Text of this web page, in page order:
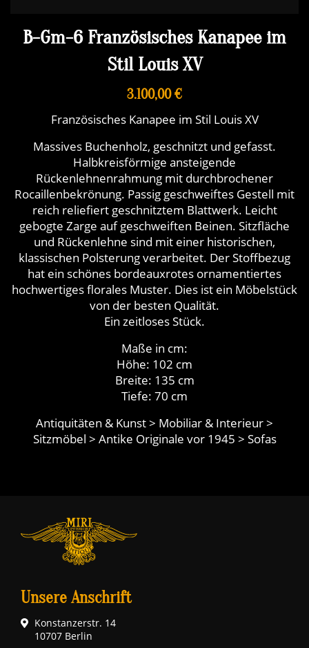
B-Gm-6 Französisches Kanapee im
Stil Louis XV
3.100,00 €
Französisches Kanapee im Stil Louis XV
Massives Buchenholz, geschnitzt und gefasst.
Halbkreisförmige ansteigende
Rückenlehnenrahmung mit durchbrochener
Rocaillenbekrönung. Passig geschweiftes Gestell mit
reich reliefiert geschnitztem Blattwerk. Leicht
gebogte Zarge auf geschweiften Beinen. Sitzfläche
und Rückenlehne sind mit einer historischen,
klassischen Polsterung verarbeitet. Der Stoffbezug
hat ein schönes bordeauxrotes ornamentiertes
hochwertiges florales Muster. Dies ist ein Möbelstück
von der besten Qualität.
Ein zeitloses Stück.
Maße in cm:
Höhe: 102 cm
Breite: 135 cm
Tiefe: 70 cm
Antiquitäten & Kunst > Mobiliar & Interieur >
Sitzmöbel > Antike Originale vor 1945 > Sofas
Unsere Anschrift
Konstanzerstr. 14
10707 Berlin